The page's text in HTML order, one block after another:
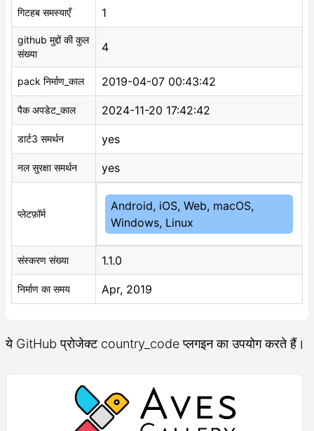
गिटहब समस्याएँ 1
github मुद्दों की कुल
संख्या
4
pack निर्माण_काल 2019-04-07 00:43:42
पैक अपडेट_काल 2024-11-20 17:42:42
डार्ट3 समर्थन yes
नल सुरक्षा समर्थन yes
प्लेटफ़ॉर्म
Android, iOS, Web, macOS,
Windows, Linux
संस्करण संख्या 1.1.0
निर्माण का समय Apr, 2019
ये GitHub प्रोजेक्ट country_code प्लगइन का उपयोग करते हैं।